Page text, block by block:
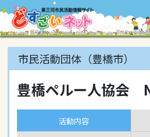
市民活動団体（豊橋市）
豊橋ペルー人協会
活動内容